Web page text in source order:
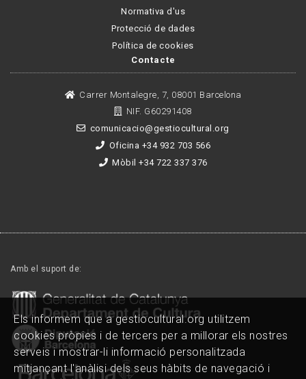
Normativa d'us
Protecció de dades
Política de cookies
Contacte
Carrer Montalegre, 7, 08001 Barcelona
NIF. G60291408
comunicacio@gestiocultural.org
Oficina +34 932 703 566
Mòbil +34 722 337 376
Amb el suport de:
Els informem que a gestiocultural.org utilitzem
cookies pròpies i de tercers per a millorar els nostres
serveis i mostrar-li informació personalitzada
mitjançant l'anàlisi dels seus hàbits de navegació i